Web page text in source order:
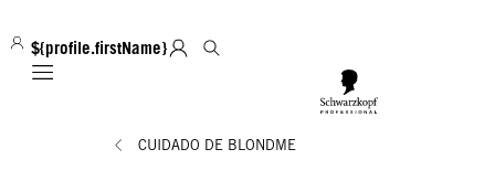
Mobile navigation
${profile.firstName}
CUIDADO DE BLONDME